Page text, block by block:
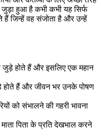
हुआ है कभी कभी यह सिर्फ
जिन्हें वह संजोता है और उन्हें
जुड़े होते हैं और इसलिए एक महान
हैं और जीवन भर उनके पोषण
को संभालने की गहरी भावना
पिता के प्रति देखभाल करने